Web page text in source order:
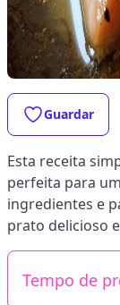
Guardar
Esta receita
perfeita para
ingredientes e
prato delicioso
Tempo de